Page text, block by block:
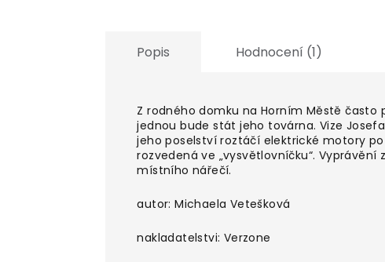
Popis Hodnocení (1)
Z rodného domku na Horním Městě často
jednou bude stát jeho továrna. Vize
jeho poselství roztáčí elektrické motory
rozvedená ve „vysvětlovníčku“.
místního nářečí.
autor: Michaela Vetešková
nakladatelstvi: Verzone